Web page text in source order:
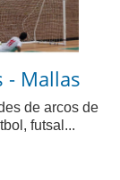
- Mallas
de arcos de
futsal...